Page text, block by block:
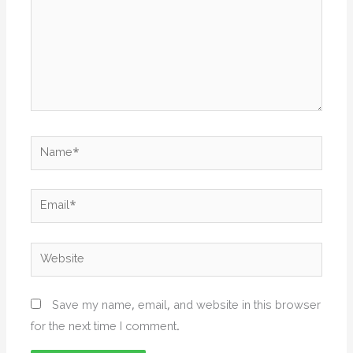
Name*
Email*
Website
Save my name, email, and website in this browser
for the next time I comment.